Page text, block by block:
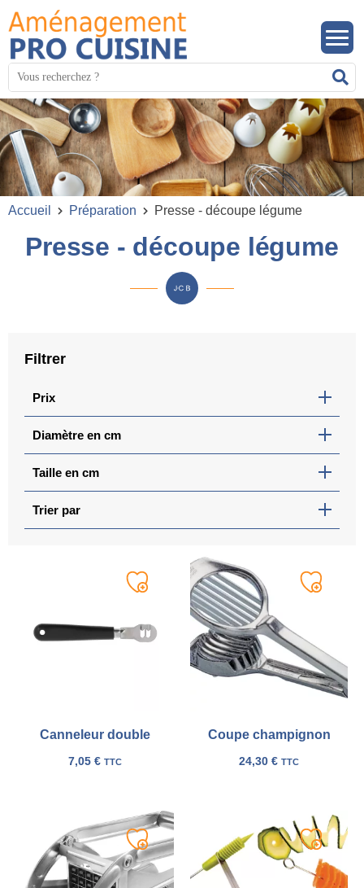
Mots
clés
:
Accueil Préparation Presse - découpe légume
Presse - découpe légume
Filtrer
Prix
Diamètre en cm
Taille en cm
Trier par
Canneleur double
7,05 € TTC
Ajouter
liste
Coupe champignon
24,30 € TTC
Ajouter
Ajouter
à
ma
Ajouter
ma
liste
Panneau de gestion des cookies